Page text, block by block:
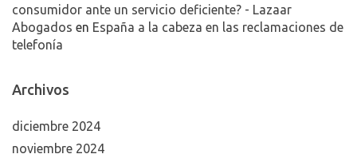
consumidor ante un servicio deficiente? - Lazaar
Abogados en España a la cabeza en las reclamaciones de
telefonía
Archivos
diciembre 2024
noviembre 2024